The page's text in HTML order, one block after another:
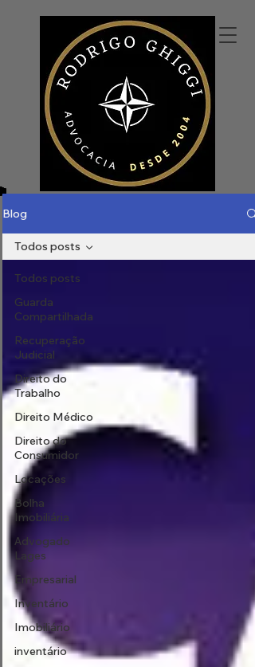
Blog
Todos posts
Guarda
Compartilhada
Recuperação
Judicial
Direito do
Trabalho
Direito Médico
Direito do
Consumidor
Locações
Bolha
Imobiliária
Advogado
Lages
Empresarial
Inventário
Imobiliário
inventário
Todos posts